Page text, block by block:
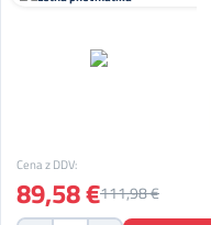
Cena z DDV:
89,58 €111,98 €